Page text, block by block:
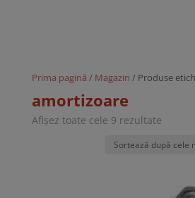
Prima pagină / Magazin / Produse
amortizoare
Afișez toate cele 9 rezultateSortat
cele
mai